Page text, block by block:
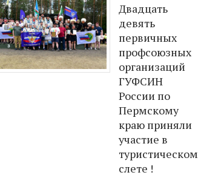
Двадцать
девять
первичных
профсоюзных
организаций
ГУФСИН
России по
Пермскому
краю приняли
участие в
туристическом
слете !